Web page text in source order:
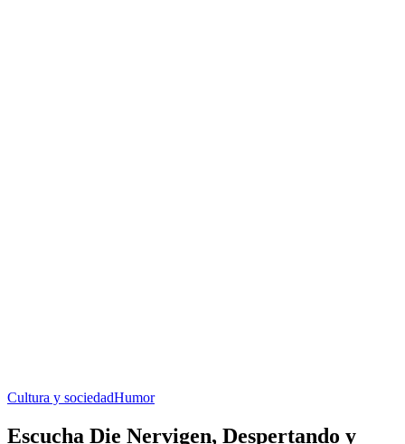
Cultura y sociedadHumor
Escucha Die Nervigen, Despertando y